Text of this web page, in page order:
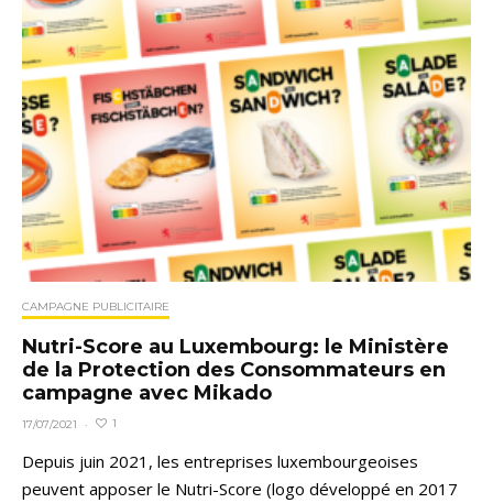
CAMPAGNE PUBLICITAIRE
Nutri-Score au Luxembourg: le Ministère
de la Protection des Consommateurs en
campagne avec Mikado
17/07/2021 · 1
Depuis juin 2021, les entreprises luxembourgeoises
peuvent apposer le Nutri-Score (logo développé en 2017